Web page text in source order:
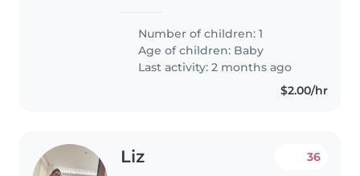
corazón y pulmones.
Necesitamos alguien confiable,
responsable..
Number of children: 1
Age of children: Baby
Last activity: 2 months ago
$2.00/hr
Liz 36